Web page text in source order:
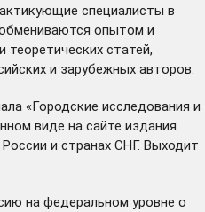
специалисты в
опытом и
теоретических статей,
и зарубежных авторов.
«Городские исследования и
виде на сайте издания.
и странах СНГ. Выходит
на федеральном уровне о